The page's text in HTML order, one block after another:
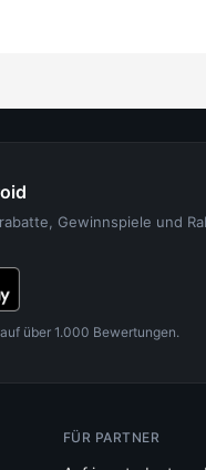
Gewinnspiele und
über 1.000 Bewertungen.
FÜR PARTNER